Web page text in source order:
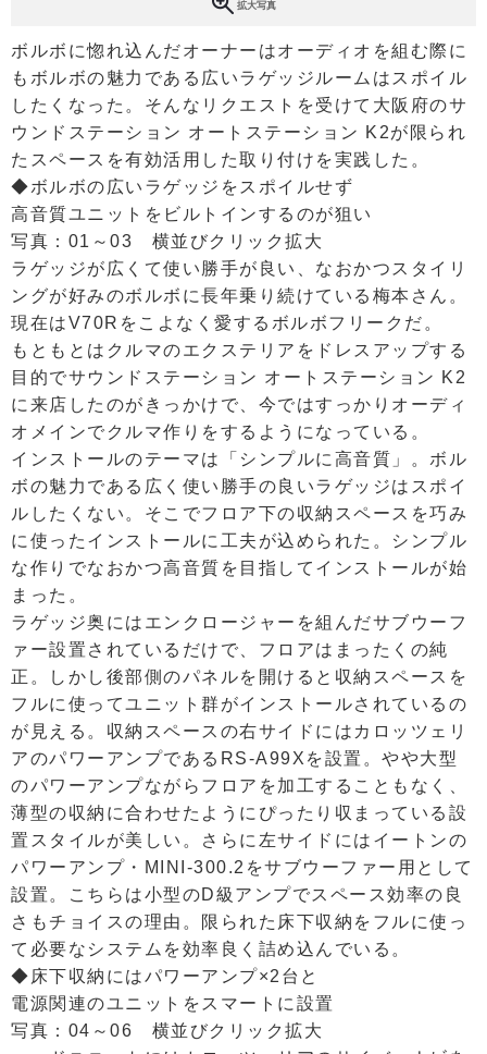
拡大写真
ボルボに惚れ込んだオーナーはオーディオを組む際に
もボルボの魅力である広いラゲッジルームはスポイル
したくなった。そんなリクエストを受けて大阪府のサ
ウンドステーション オートステーション K2が限られ
たスペースを有効活用した取り付けを実践した。
◆ボルボの広いラゲッジをスポイルせず
高音質ユニットをビルトインするのが狙い
写真：01～03 横並びクリック拡大
ラゲッジが広くて使い勝手が良い、なおかつスタイリ
ングが好みのボルボに長年乗り続けている梅本さん。
現在はV70Rをこよなく愛するボルボフリークだ。
もともとはクルマのエクステリアをドレスアップする
目的でサウンドステーション オートステーション K2
に来店したのがきっかけで、今ではすっかりオーディ
オメインでクルマ作りをするようになっている。
インストールのテーマは「シンプルに高音質」。ボル
ボの魅力である広く使い勝手の良いラゲッジはスポイ
ルしたくない。そこでフロア下の収納スペースを巧み
に使ったインストールに工夫が込められた。シンプル
な作りでなおかつ高音質を目指してインストールが始
まった。
ラゲッジ奥にはエンクロージャーを組んだサブウーフ
ァー設置されているだけで、フロアはまったくの純
正。しかし後部側のパネルを開けると収納スペースを
フルに使ってユニット群がインストールされているの
が見える。収納スペースの右サイドにはカロッツェリ
アのパワーアンプであるRS-A99Xを設置。やや大型
のパワーアンプながらフロアを加工することもなく、
薄型の収納に合わせたようにぴったり収まっている設
置スタイルが美しい。さらに左サイドにはイートンの
パワーアンプ・MINI-300.2をサブウーファー用として
設置。こちらは小型のD級アンプでスペース効率の良
さもチョイスの理由。限られた床下収納をフルに使っ
て必要なシステムを効率良く詰め込んでいる。
◆床下収納にはパワーアンプ×2台と
電源関連のユニットをスマートに設置
写真：04～06 横並びクリック拡大